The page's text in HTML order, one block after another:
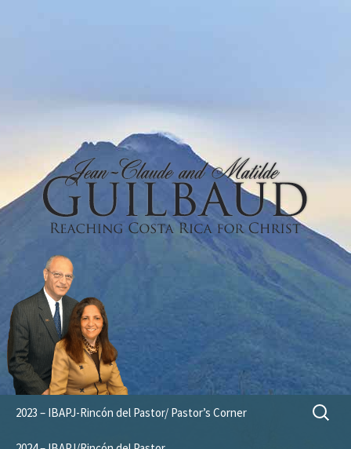
content
2023 – IBAPJ-Rincón del Pastor/ Pastor’s Corner
Search
for: